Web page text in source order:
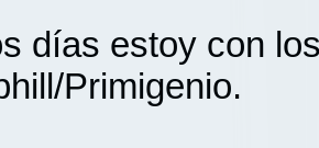
días estoy con
Primigenio.